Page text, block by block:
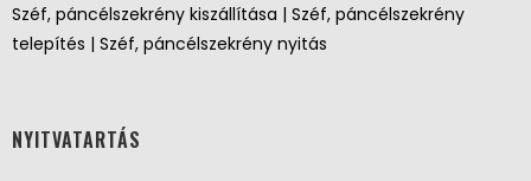
Széf, páncélszekrény kiszállítása | Széf, páncélszekrény
telepítés | Széf, páncélszekrény nyitás
NYITVATARTÁS